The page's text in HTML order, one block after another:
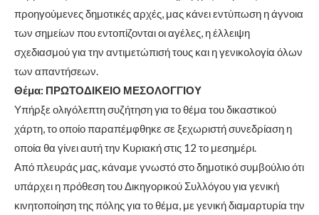
προηγούμενες δημοτικές αρχές, μας κάνει εντύπωση η άγνοια
των σημείων που εντοπίζονται οι αγέλες, η έλλειψη
σχεδιασμού για την αντιμετώπισή τους και η γενικολογία όλων
των απαντήσεων.
Θέμα: ΠΡΩΤΟΔΙΚΕΙΟ ΜΕΣΟΛΟΓΓΙΟΥ
Υπήρξε ολιγόλεπτη συζήτηση για το θέμα του δικαστικού
χάρτη, το οποίο παραπέμφθηκε σε ξεχωριστή συνεδρίαση η
οποία θα γίνει αυτή την Κυριακή στις 12 το μεσημέρι.
Από πλευράς μας, κάναμε γνωστό στο δημοτικό συμβούλιο ότι
υπάρχει η πρόθεση του Δικηγορικού Συλλόγου για γενική
κινητοποίηση της πόλης για το θέμα, με γενική διαμαρτυρία την